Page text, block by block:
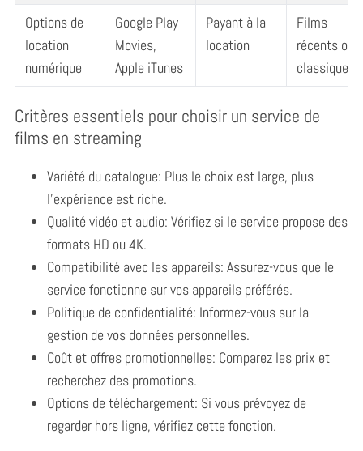
Options de
location
numérique
Google Play
Movies,
Apple iTunes
Payant à la
location
Films
récents ou
classiques
Critères essentiels pour choisir un service de
films en streaming
Variété du catalogue: Plus le choix est large, plus
l’expérience est riche.
Qualité vidéo et audio: Vérifiez si le service propose des
formats HD ou 4K.
Compatibilité avec les appareils: Assurez-vous que le
service fonctionne sur vos appareils préférés.
Politique de confidentialité: Informez-vous sur la
gestion de vos données personnelles.
Coût et offres promotionnelles: Comparez les prix et
recherchez des promotions.
Options de téléchargement: Si vous prévoyez de
regarder hors ligne, vérifiez cette fonction.